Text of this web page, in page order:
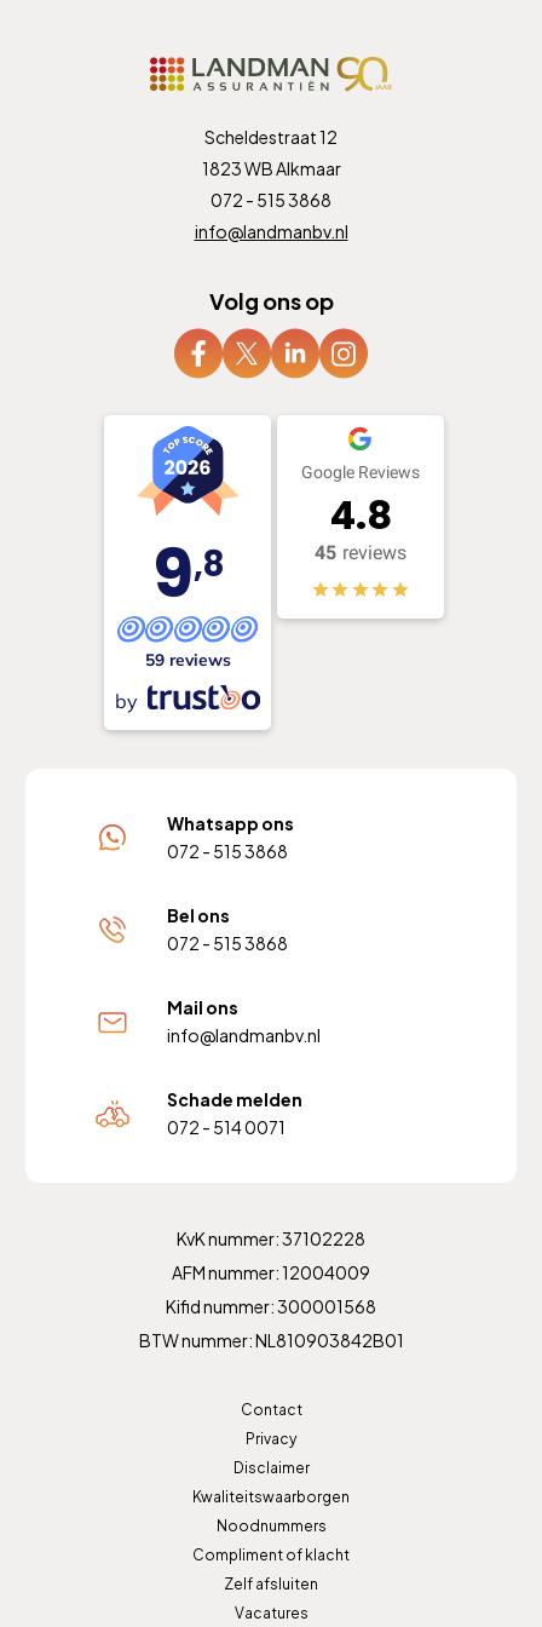
Scheldestraat 12
1823 WB Alkmaar
072 - 515 3868
info@landmanbv.nl
Volg ons op
9,8
59 reviews
by
Google Reviews
4.8
45 reviews
Whatsapp ons
072 - 515 3868
Bel ons
072 - 515 3868
Mail ons
info@landmanbv.nl
Schade melden
072 - 514 0071
KvK nummer: 37102228
AFM nummer: 12004009
Kifid nummer: 300001568
BTW nummer: NL810903842B01
Contact
Privacy
Disclaimer
Kwaliteitswaarborgen
Noodnummers
Compliment of klacht
Zelf afsluiten
Vacatures